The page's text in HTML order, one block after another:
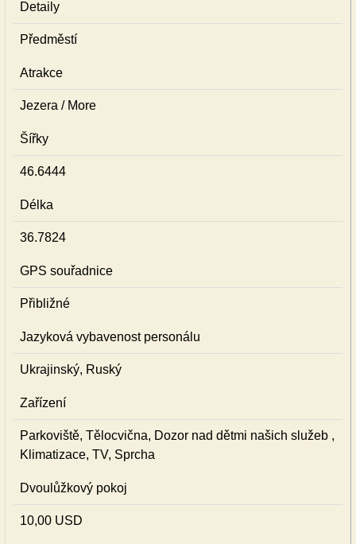
Detaily
Předměstí
Atrakce
Jezera / More
Šířky
46.6444
Délka
36.7824
GPS souřadnice
Přibližné
Jazyková vybavenost personálu
Ukrajinský, Ruský
Zařízení
Parkoviště, Tělocvična, Dozor nad dětmi našich služeb ,
Klimatizace, TV, Sprcha
Dvoulůžkový pokoj
10,00 USD